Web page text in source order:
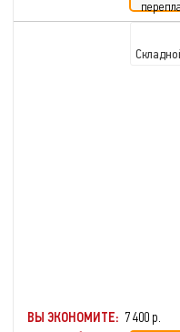
ВЫ ЭКОНОМИТЕ: 7 400 р.